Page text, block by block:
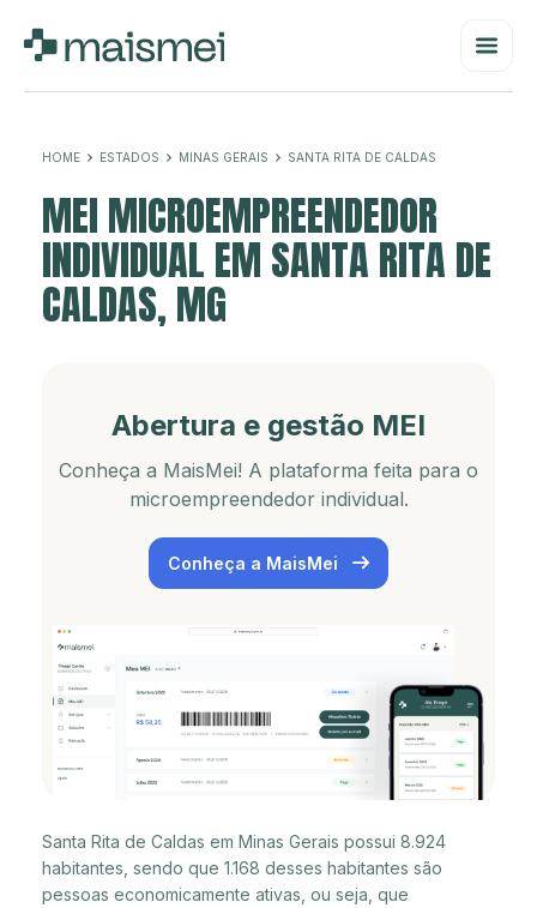
HOME ESTADOS MINAS GERAIS SANTA RITA DE CALDAS
MEI MICROEMPREENDEDOR
INDIVIDUAL EM SANTA RITA DE
CALDAS, MG
Abertura e gestão MEI
Conheça a MaisMei! A plataforma feita para o
microempreendedor individual.
Conheça a MaisMei
Santa Rita de Caldas em Minas Gerais possui 8.924
habitantes, sendo que 1.168 desses habitantes são
pessoas economicamente ativas, ou seja, que